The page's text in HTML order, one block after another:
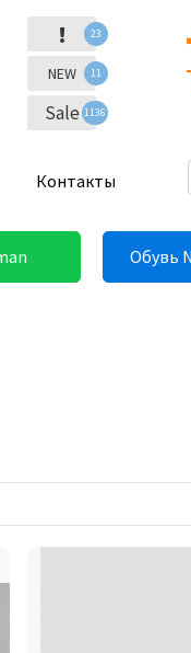
! 23
NEW 11
Sale 1136
Контакты
Обувь